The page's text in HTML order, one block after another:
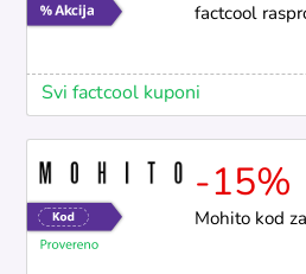
factcool
Svi factcool kuponi
-15%
Mohito kod